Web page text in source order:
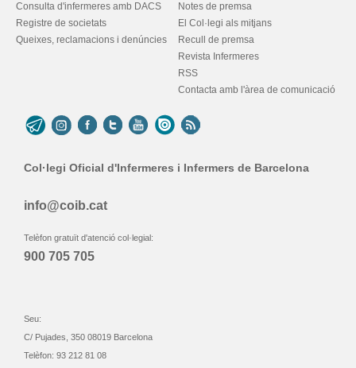
Consulta d'infermeres amb DACS
Registre de societats
Queixes, reclamacions i denúncies
Notes de premsa
El Col·legi als mitjans
Recull de premsa
Revista Infermeres
RSS
Contacta amb l'àrea de comunicació
Col·legi Oficial d'Infermeres i Infermers de Barcelona
info@coib.cat
Telèfon gratuït d'atenció col·legial:
900 705 705
Seu:
C/ Pujades, 350 08019 Barcelona
Telèfon: 93 212 81 08